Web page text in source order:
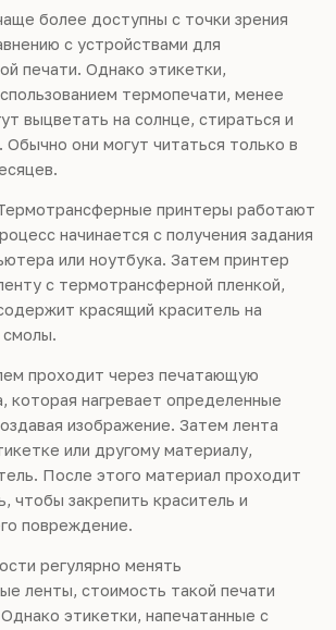
более доступны с точки зрения
с устройствами для
печати. Однако этикетки,
термопечати, менее
выцветать на солнце, стираться и
Обычно они могут читаться только в
принтеры работают
начинается с получения задания
или ноутбука. Затем принтер
с термотрансферной пленкой,
красящий краситель на
смолы.
проходит через печатающую
которая нагревает определенные
изображение. Затем лента
или другому материалу,
После этого материал проходит
чтобы закрепить краситель и
повреждение.
регулярно менять
ленты, стоимость такой печати
этикетки, напечатанные с